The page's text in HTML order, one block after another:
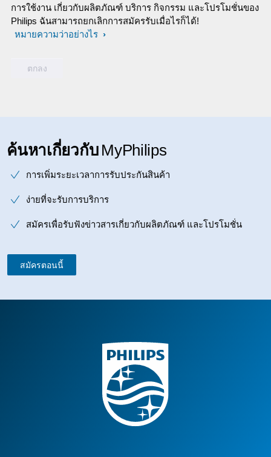
การใช้งาน เกี่ยวกับผลิตภัณฑ์ บริการ กิจกรรม และโปรโมชั่นของ
Philips ฉันสามารถยกเลิกการสมัครรับเมื่อไรก็ได้!
หมายความว่าอย่างไร
ค้นหาเกี่ยวกับ MyPhilips
การเพิ่มระยะเวลาการรับประกันสินค้า
ง่ายที่จะรับการบริการ
สมัครเพื่อรับฟังข่าวสารเกี่ยวกับผลิตภัณฑ์ และโปรโมชั่น
สมัครตอนนี้